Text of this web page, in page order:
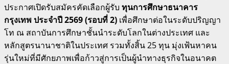
ประกาศเปิดรับสมัครคัดเลือกผู้รับ ทุนการศึกษาธนาคาร
กรุงเทพ ประจำปี 2569 (รอบที่ 2) เพื่อศึกษาต่อในระดับปริญญา
โท ณ สถาบันการศึกษาชั้นนำระดับโลกในต่างประเทศ และ
หลักสูตรนานาชาติในประเทศ รวมทั้งสิ้น 25 ทุน มุ่งเฟ้นหาคน
รุ่นใหม่ที่มีศักยภาพเพื่อก้าวสู่การเป็นผู้นำทางธุรกิจในอนาคต